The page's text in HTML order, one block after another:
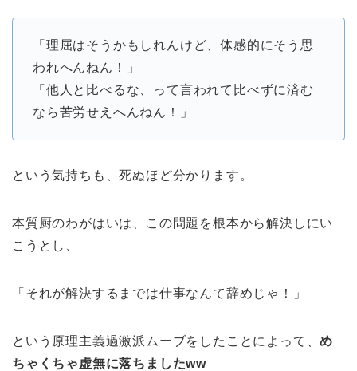
「理屈はそうかもしれんけど、体感的にそう思
われへんねん！」
「他人と比べるな、って言われて比べずに済む
なら苦労せえへんねん！」
という気持ちも、死ぬほど分かります。
本質厨のわがはいは、この問題を根本から解決しにい
こうとし、
「それが解決するまでは仕事なんて辞めじゃ！」
という原理主義過激派ムーブをしたことによって、め
ちゃくちゃ虚無に落ちましたww